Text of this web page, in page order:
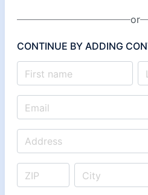
or
CONTINUE BY ADDING